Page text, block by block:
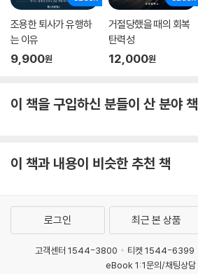
조용한 퇴사가 유행하
는 이유
9,900원
거절당했을 때의 회복
탄력성
12,000원
이 책을 구입하신 분들이 산 분야 책
이 책과 내용이 비슷한 추천 책
로그인 최근 본 상품
고객센터 1544-3800 티켓 1544-6399
eBook 1:1문의/채팅상담